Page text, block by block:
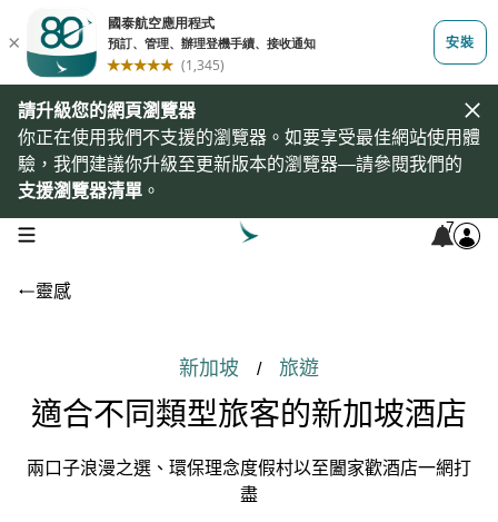
請升級您的網頁瀏覽器
你正在使用我們不支援的瀏覽器。如要享受最佳網站使用體
驗，我們建議你升級至更新版本的瀏覽器—請參閱我們的
支援瀏覽器清單 。
open navigation menu 7
靈感
新加坡 / 旅遊
適合不同類型旅客的新加坡酒店
兩口子浪漫之選、環保理念度假村以至闔家歡酒店一網打
盡